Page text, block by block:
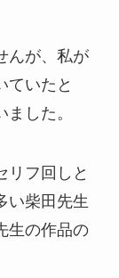
んが、私が
ていたと
した。
リフ回しと
い柴田先生
生の作品の